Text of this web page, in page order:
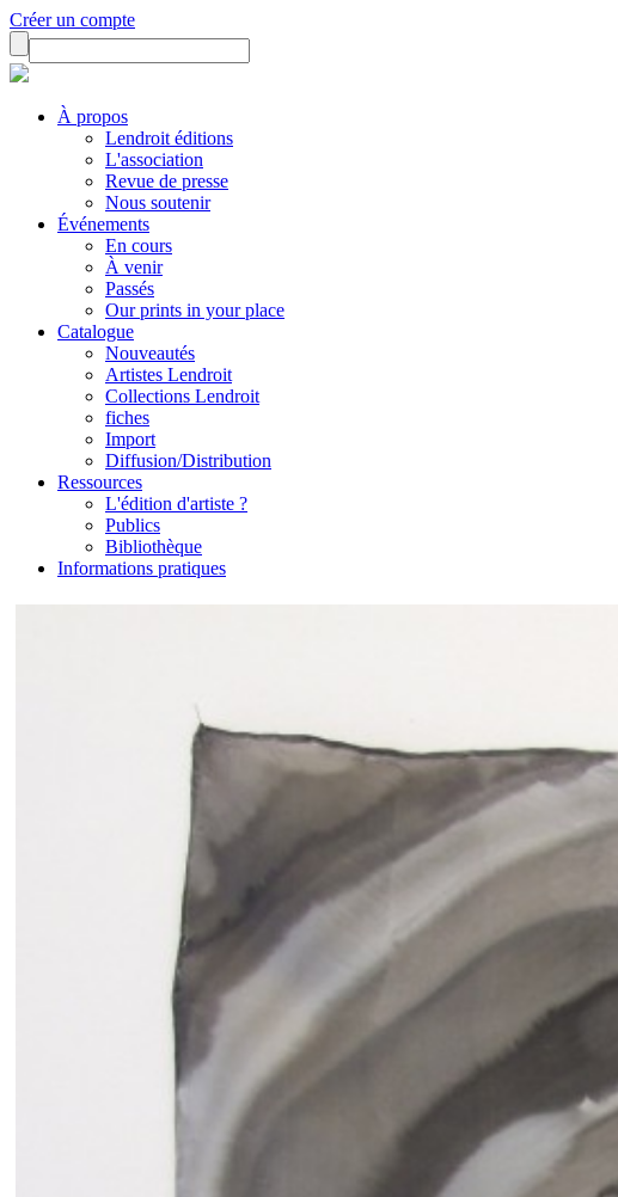
Créer un compte
À propos
Lendroit éditions
L'association
Revue de presse
Nous soutenir
Événements
En cours
À venir
Passés
Our prints in your place
Catalogue
Nouveautés
Artistes Lendroit
Collections Lendroit
fiches
Import
Diffusion/Distribution
Ressources
L'édition d'artiste ?
Publics
Bibliothèque
Informations pratiques